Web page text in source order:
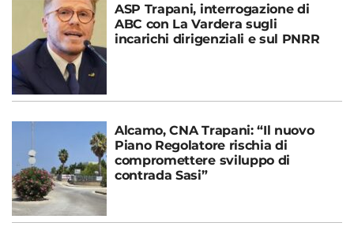
ASP Trapani, interrogazione di
ABC con La Vardera sugli
incarichi dirigenziali e sul PNRR
Alcamo, CNA Trapani: “Il nuovo
Piano Regolatore rischia di
compromettere sviluppo di
contrada Sasi”